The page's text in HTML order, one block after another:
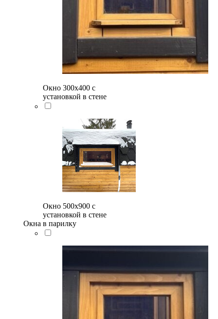
Окно 300х400 с
установкой в стене
Окно 500x900 с
установкой в стене
Окна в парилку